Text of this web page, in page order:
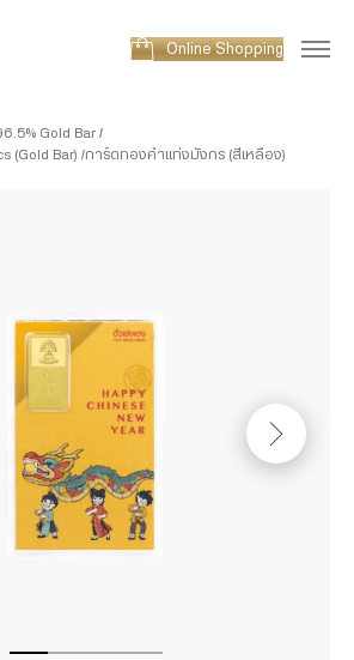
Online Shopping
Gold Bar
(Gold Bar)
การ์ดทองคำแท่งมังกร (สีเหลือง)